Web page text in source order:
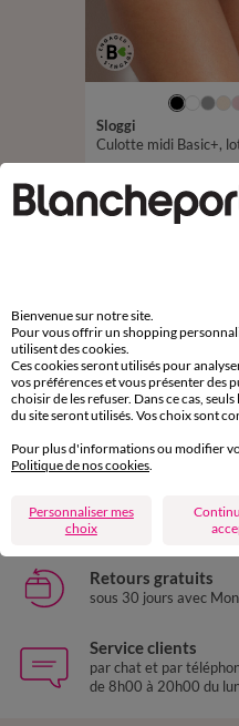
42 44 46
Sloggi
Paiement 100%
Payez plus tard ou en
domicile, relais,
Retours gratuits
sous 30 jours avec
Service clients
par chat et par
de 8h00 à 20h00 du
Bienvenue sur notre site.
Pour vous offrir un shopping
utilisent des cookies.
Ces cookies seront utilisés pour
vos préférences et vous présenter des
choisir de les refuser. Dans ce cas,
du site seront utilisés. Vos choix sont
Pour plus d'informations ou modifier
Politique de nos cookies
Personnaliser mes
choix